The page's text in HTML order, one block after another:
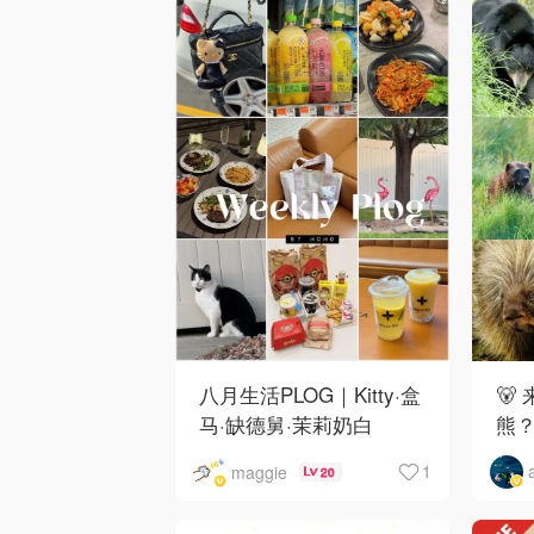
八月生活PLOG｜Kitty·盒
马·缺德舅·茉莉奶白
·Costco·Wendy's
maggie 20 1
🐻
熊
下